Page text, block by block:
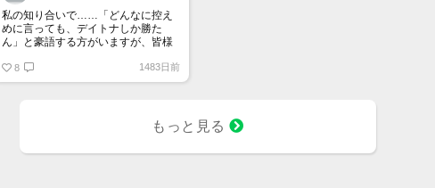
私の知り合いで……「どんなに控え
めに言っても、デイトナしか勝た
ん」と豪語する方がいますが、皆様
少分からなくもない気がしますけど
も。
8 1483日前
もっと見る